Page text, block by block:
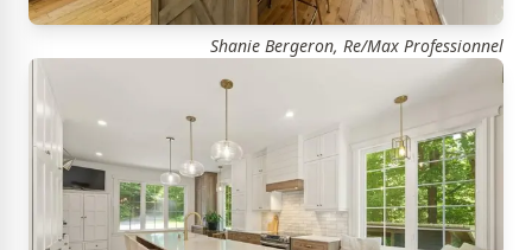
Shanie Bergeron, Re/Max Professionnel